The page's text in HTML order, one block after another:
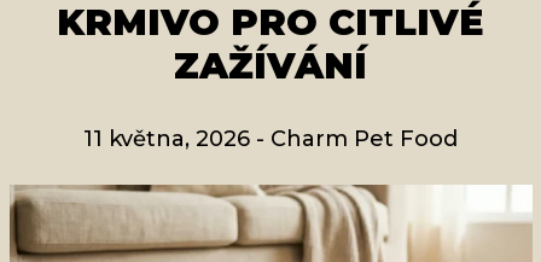
KRMIVO PRO CITLIVÉ
ZAŽÍVÁNÍ
11 května, 2026 - Charm Pet Food